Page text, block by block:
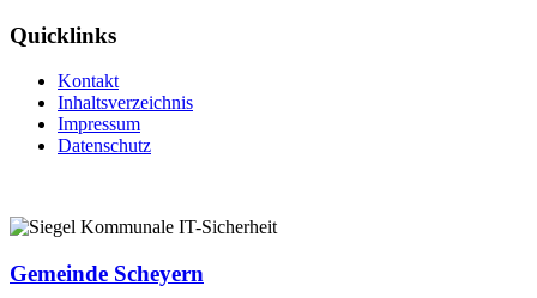
Quicklinks
Kontakt
Inhaltsverzeichnis
Impressum
Datenschutz
Gemeinde Scheyern